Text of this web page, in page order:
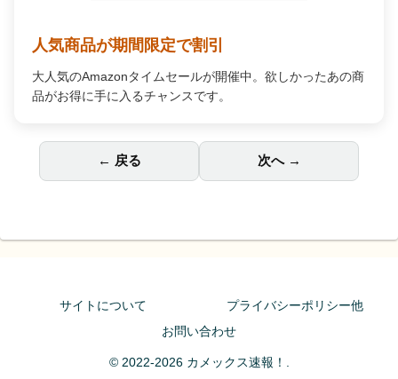
人気商品が期間限定で割引
大人気のAmazonタイムセールが開催中。欲しかったあの商
品がお得に手に入るチャンスです。
← 戻る 次へ →
サイトについて
プライバシーポリシー他
お問い合わせ
© 2022-2026 カメックス速報！.